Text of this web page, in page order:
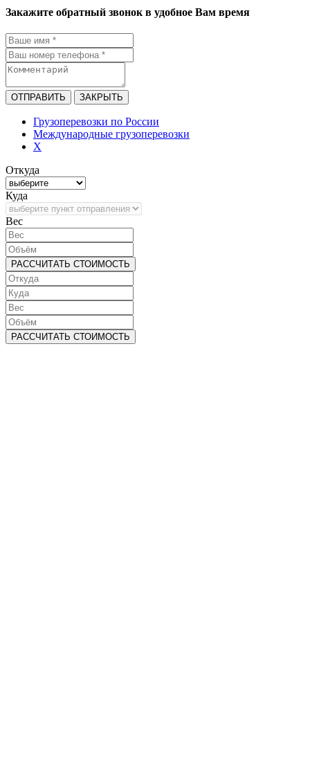
Закажите обратный звонок в удобное Вам время
ОТПРАВИТЬ ЗАКРЫТЬ
Грузоперевозки по России
Международные грузоперевозки
X
Откуда
Куда
Bec
РАССЧИТАТЬ СТОИМОСТЬ
РАССЧИТАТЬ СТОИМОСТЬ